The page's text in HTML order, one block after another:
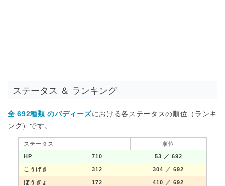
ステータス ＆ ランキング
全 692種類 のバディーズにおける各ステータスの順位（ランキ
ング）です。
ステータス 順位
HP 710 53 ／ 692
こうげき 312 304 ／ 692
ぼうぎょ 172 410 ／ 692